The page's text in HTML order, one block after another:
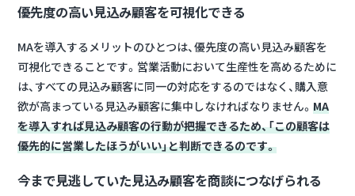
優先度の高い見込み顧客を可視化できる
MAを導入するメリットのひとつは、優先度の高い見込み顧客を
可視化できることです。営業活動において生産性を高めるために
は、すべての見込み顧客に同一の対応をするのではなく、購入意
欲が高まっている見込み顧客に集中しなければなりません。 MA
を導入すれば見込み顧客の行動が把握できるため、「この顧客は
優先的に営業したほうがいい」と判断できるのです。
今まで見逃していた見込み顧客を商談につなげられる